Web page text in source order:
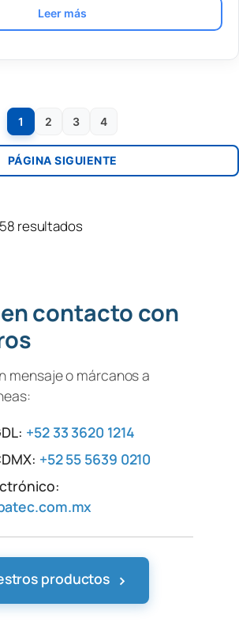
Leer más
1 2 3 4
PÁGINA SIGUIENTE
resultados
contacto con
mensaje o márcanos a
+52 33 3620 1214
+52 55 5639 0210
productos ›